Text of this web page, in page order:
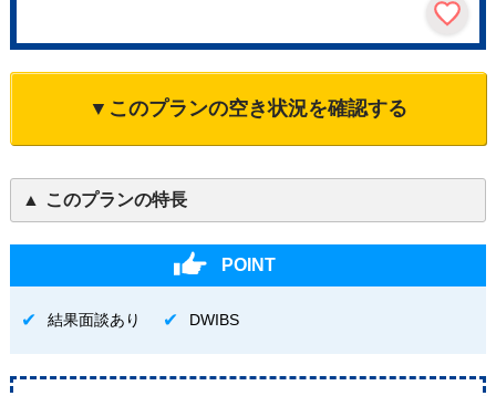
▼このプランの空き状況を確認する
このプランの特長
POINT
結果面談あり DWIBS